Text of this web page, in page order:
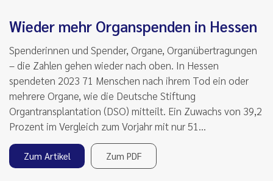
Wieder mehr Organspenden in Hessen
Spenderinnen und Spender, Organe, Organübertragungen
– die Zahlen gehen wieder nach oben. In Hessen
spendeten 2023 71 Menschen nach ihrem Tod ein oder
mehrere Organe, wie die Deutsche Stiftung
Organtransplantation (DSO) mitteilt. Ein Zuwachs von 39,2
Prozent im Vergleich zum Vorjahr mit nur 51…
Zum Artikel Zum PDF